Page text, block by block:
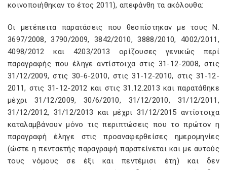
κοινοποιήθηκαν το έτος 2011), απεφάνθη τα ακόλουθα:
Οι μετέπειτα παρατάσεις που θεσπίστηκαν με τους Ν.
3697/2008, 3790/2009, 3842/2010, 3888/2010, 4002/2011,
4098/2012 και 4203/2013 ορίζουσες γενικώς περί
παραγραφής που έληγε αντίστοιχα στις 31-12-2008, στις
31/12/2009, στις 30-6-2010, στις 31-12-2010, στις 31-12-
2011, στις 31-12-2012 και στις 31.12.2013 και παρατάθηκε
μέχρι 31/12/2009, 30/6/2010, 31/12/2010, 31/12/2011,
31/12/2012, 31/12/2013 και μέχρι 31/12/2015 αντίστοιχα
καταλαμβάνουν μόνο τις περιπτώσεις που το πρώτον η
παραγραφή έληγε στις προαναφερθείσες ημερομηνίες
(ώστε η πενταετής παραγραφή παρατείνεται και με αυτούς
τους νόμους σε έξι και πεντέμισι έτη) και δεν